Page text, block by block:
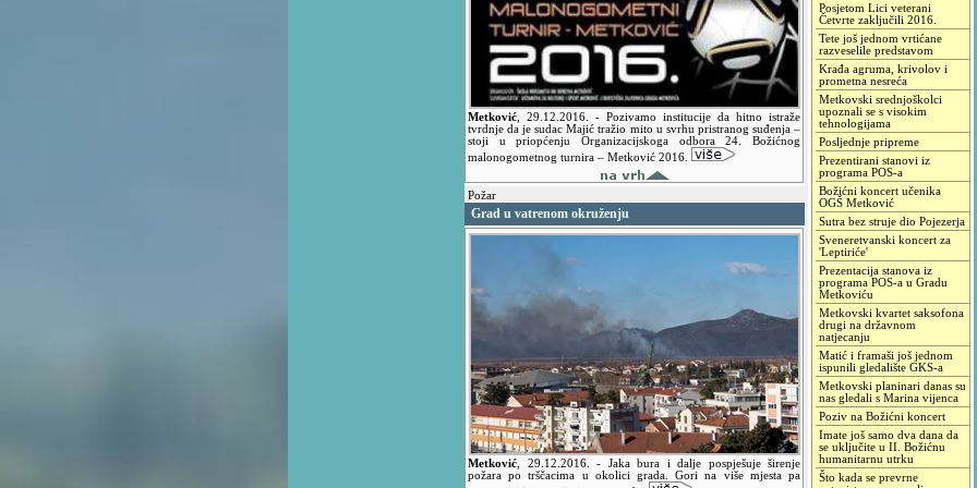
Metković 29.12.2016. - Pozivamo institucije da hitno istraže
tvrdnje da je sudac Majić tražio mito u svrhu pristranog suđenja –
stoji u priopćenju Organizacijskoga odbora 24. Božićnog
malonogometnog turnira – Metković 2016.
Požar
Grad u vatrenom okruženju
Metković 29.12.2016. - Jaka bura i dalje pospješuje širenje
požara po trščacima u okolici grada. Gori na više mjesta pa
Posjetom Lici veterani
Četvrte zaključili 2016.
Tete još jednom vrtićane
razveselile predstavom
Krađa agruma, krivolov i
prometna nesreća
Metkovski srednjoškolci
upoznali se s visokim
tehnologijama
Posljednje pripreme
Prezentirani stanovi iz
programa POS-a
Božićni koncert učenika
OGŠ Metković
Sutra bez struje dio Pojezerja
Sveneretvanski koncert za
'Leptiriće'
Prezentacija stanova iz
programa POS-a u Gradu
Metkoviću
Metkovski kvartet saksofona
drugi na državnom
natjecanju
Matić i framaši još jednom
ispunili gledalište GKS-a
Metkovski planinari danas su
nas gledali s Marina vijenca
Poziv na Božićni koncert
Imate još samo dva dana da
se uključite u II. Božićnu
humanitarnu utrku
Što kada se prevrne